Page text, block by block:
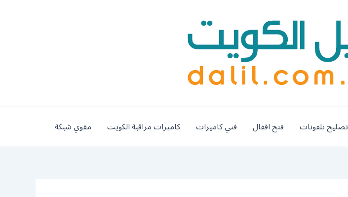
تصليح تلفونات فتح اقفال فني كاميرات كاميرات مراقبة الكويت مقوي شبكة